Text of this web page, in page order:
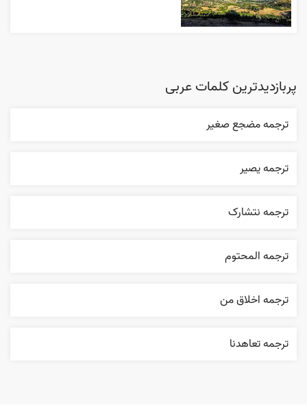
پربازدیدترین کلمات عربی
ترجمه مضجع صغير
ترجمه یصیر
ترجمه نتشارک
ترجمه المحتوم
ترجمه اخلاق من
ترجمه تعاهدنا